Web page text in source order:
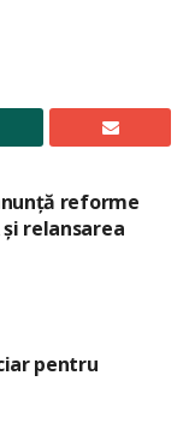
reforme
și relansarea
pentru